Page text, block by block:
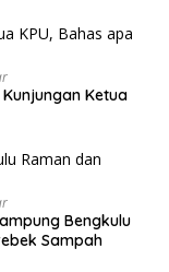
Ketua
Bengkulu
Sampah